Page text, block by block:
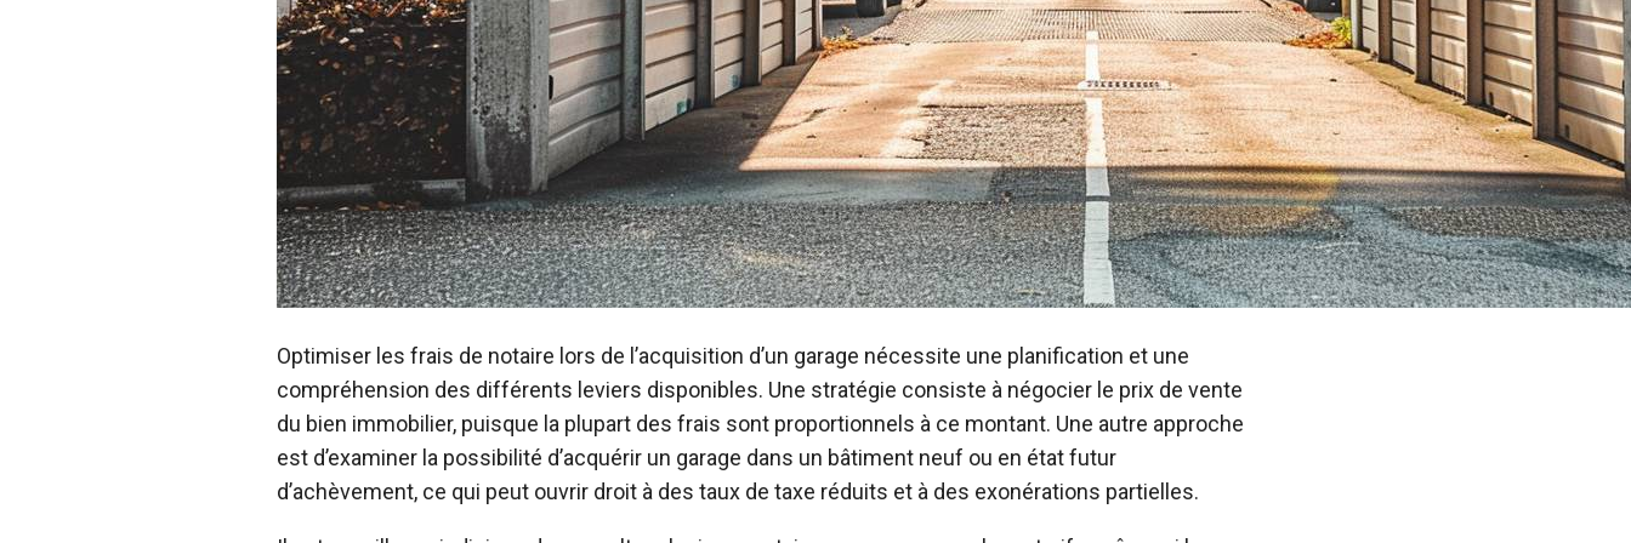
Optimiser les frais de notaire lors de l’acquisition d’un garage nécessite une planification et une
compréhension des différents leviers disponibles. Une stratégie consiste à négocier le prix de vente
du bien immobilier, puisque la plupart des frais sont proportionnels à ce montant. Une autre approche
est d’examiner la possibilité d’acquérir un garage dans un bâtiment neuf ou en état futur
d’achèvement, ce qui peut ouvrir droit à des taux de taxe réduits et à des exonérations partielles.